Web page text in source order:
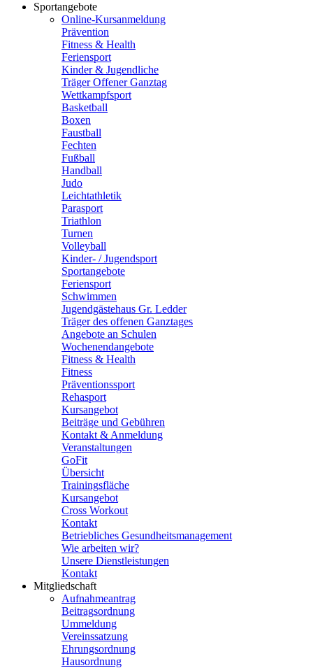
Sportangebote
Online-Kursanmeldung
Prävention
Fitness & Health
Feriensport
Kinder & Jugendliche
Träger Offener Ganztag
Wettkampfsport
Basketball
Boxen
Faustball
Fechten
Fußball
Handball
Judo
Leichtathletik
Parasport
Triathlon
Turnen
Volleyball
Kinder- / Jugendsport
Sportangebote
Feriensport
Schwimmen
Jugendgästehaus Gr. Ledder
Träger des offenen Ganztages
Angebote an Schulen
Wochenendangebote
Fitness & Health
Fitness
Präventionssport
Rehasport
Kursangebot
Beiträge und Gebühren
Kontakt & Anmeldung
Veranstaltungen
GoFit
Übersicht
Trainingsfläche
Kursangebot
Cross Workout
Kontakt
Betriebliches Gesundheitsmanagement
Wie arbeiten wir?
Unsere Dienstleistungen
Kontakt
Mitgliedschaft
Aufnahmeantrag
Beitragsordnung
Ummeldung
Vereinssatzung
Ehrungsordnung
Hausordnung